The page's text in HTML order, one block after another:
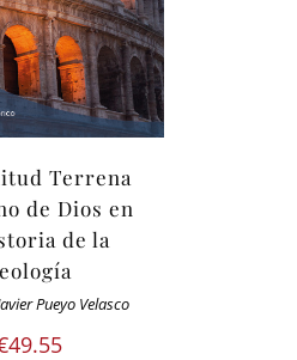
Terrena
de Dios en
de la
Pueyo Velasco
49.55